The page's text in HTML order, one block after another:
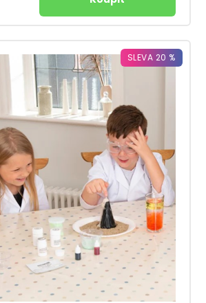
SLEVA 20 %